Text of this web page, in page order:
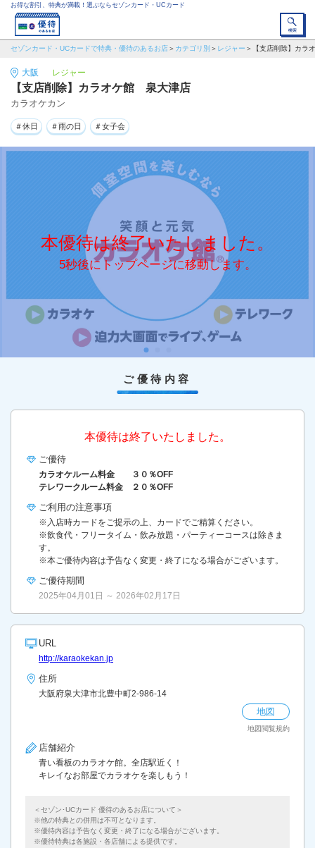
お得な割引、特典が満載！選ぶならセゾンカード・UCカード
セゾンカード・UCカードで特典・優待のあるお店 カテゴリ別 レジャー 【支店削除】カ
大阪 レジャー
【支店削除】カラオケ館 泉大津店
カラオケカン
＃休日 ＃雨の日 ＃女子会
本優待は終了いたしました。
5秒後にトップページに移動します。
ご優待内容
本優待は終了いたしました。
ご優待
カラオケルーム料金 ３０％OFF
テレワークルーム料金 ２０％OFF
ご利用の注意事項
※入店時カードをご提示の上、カードでご精算ください。
※飲食代・フリータイム・飲み放題・パーティーコースは除きま
す。
※本ご優待内容は予告なく変更・終了になる場合がございます。
ご優待期間
2025年04月01日 ～ 2026年02月17日
URL
http://karaokekan.jp
住所
大阪府泉大津市北豊中町2-986-14
地図
地図閲覧規約
店舗紹介
青い看板のカラオケ館。全店駅近く！
キレイなお部屋でカラオケを楽しもう！
＜セゾン･UCカード 優待のあるお店について＞
他の特典との併用は不可となります。
優待内容は予告なく変更・終了になる場合がございます。
優待特典は各施設・各店舗による提供です。